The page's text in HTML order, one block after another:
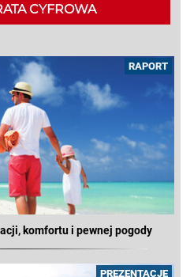
CYFROWA
RAPORT
komfortu i pewnej pogody
PREZENTACJE